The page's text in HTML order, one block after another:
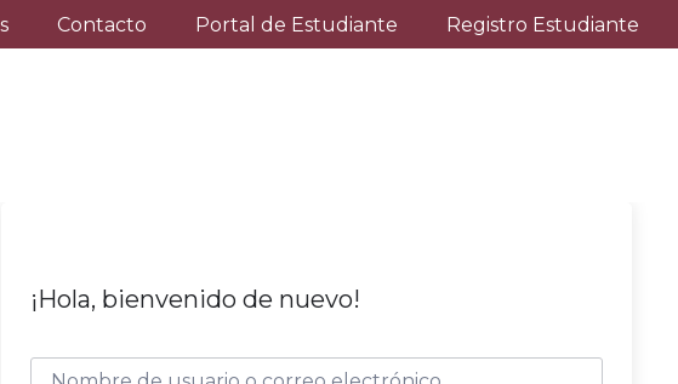
Contacto Portal de Estudiante Registro Estudiante
¡Hola, bienvenido de nuevo!